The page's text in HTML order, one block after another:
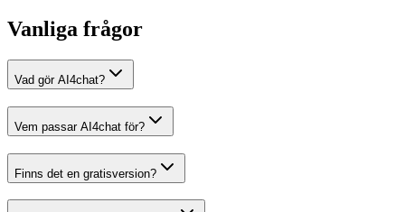
Vanliga frågor
Vad gör AI4chat?
Vem passar AI4chat för?
Finns det en gratisversion?